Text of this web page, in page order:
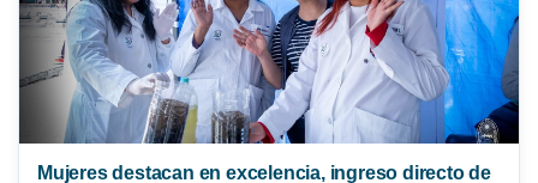
Mujeres destacan en excelencia, ingreso directo de